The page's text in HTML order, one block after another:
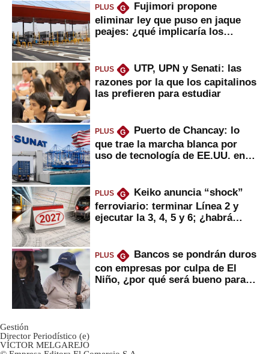
PLUS G
Fujimori propone
eliminar ley que puso en jaque
peajes: ¿qué implicaría los
PLUS G
UTP, UPN y Senati: las
razones por la que los capitalinos
las prefieren para estudiar
PLUS G
Puerto de Chancay: lo
que trae la marcha blanca por
uso de tecnología de EE.UU. en
PLUS G
Keiko anuncia “shock”
ferroviario: terminar Línea 2 y
ejecutar la 3, 4, 5 y 6; ¿habrá
PLUS G
Bancos se pondrán duros
con empresas por culpa de El
Niño, ¿por qué será bueno para
Gestión
Director Periodístico (e)
VÍCTOR MELGAREJO